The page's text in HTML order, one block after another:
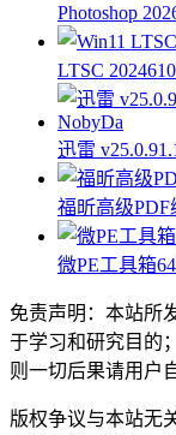
Photoshop
LTSC
迅雷
福昕高级PDF
微PE工具箱
免责声明：本站所
于学习和研究目的
则一切后果请用户
版权争议与本站无